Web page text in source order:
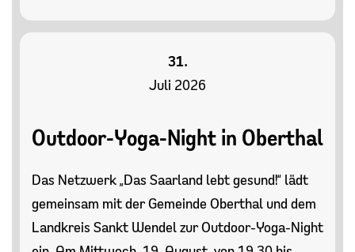
31.
Juli 2026
Outdoor-Yoga-Night in Oberthal
Das Netzwerk „Das Saarland lebt gesund!“ lädt
gemeinsam mit der Gemeinde Oberthal und dem
Landkreis Sankt Wendel zur Outdoor-Yoga-Night